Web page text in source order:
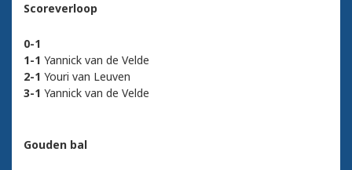
Scoreverloop
0-1
1-1 Yannick van de Velde
2-1 Youri van Leuven
3-1 Yannick van de Velde
Gouden bal